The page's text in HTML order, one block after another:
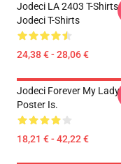
Jodeci LA 2403 T-Shirts
Jodeci T-Shirts
24,38 € - 28,06 €
Jodeci Forever My
Poster Is.
18,21 € - 42,22 €